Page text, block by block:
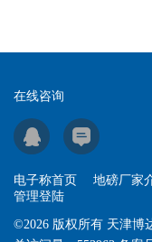
在线咨询
电子称首页 地磅厂家
管理登陆
©2026 版权所有 天津博